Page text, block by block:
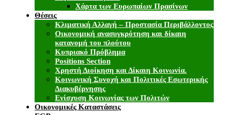
Χάρτα των Ευρωπαίων Πρασίνων
Θέσεις
Κλιματική Αλλαγή – Προστασία Περιβάλλοντος
Οικονομική ανασυγκρότηση και δίκαιη
κατανομή του πλούτου
Κυπριακό Πρόβλημα
Positions Section
Χρηστή Διοίκηση και Δίκαιη Κοινωνία.
Κοινωνική Συνοχή και Πολιτικές Εσωτερικής
Διακυβέρνησης
Ενίσχυση Κοινωνίας των Πολιτών
Οικονομικές Καταστάσεις